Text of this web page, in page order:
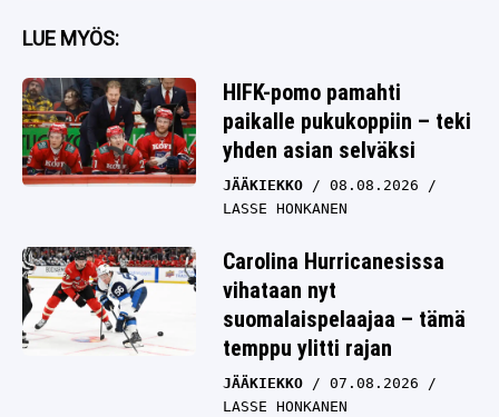
LUE MYÖS:
HIFK-pomo pamahti
paikalle pukukoppiin – teki
yhden asian selväksi
JÄÄKIEKKO
08.08.2026
LASSE HONKANEN
Carolina Hurricanesissa
vihataan nyt
suomalaispelaajaa – tämä
temppu ylitti rajan
JÄÄKIEKKO
07.08.2026
LASSE HONKANEN